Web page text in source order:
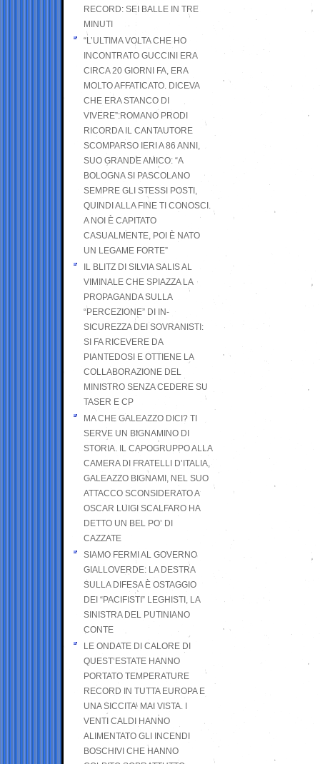
RECORD: SEI BALLE IN TRE
MINUTI
“L’ULTIMA VOLTA CHE HO
INCONTRATO GUCCINI ERA
CIRCA 20 GIORNI FA, ERA
MOLTO AFFATICATO. DICEVA
CHE ERA STANCO DI
VIVERE”:ROMANO PRODI
RICORDA IL CANTAUTORE
SCOMPARSO IERI A 86 ANNI,
SUO GRANDE AMICO: “A
BOLOGNA SI PASCOLANO
SEMPRE GLI STESSI POSTI,
QUINDI ALLA FINE TI CONOSCI.
A NOI È CAPITATO
CASUALMENTE, POI È NATO
UN LEGAME FORTE”
IL BLITZ DI SILVIA SALIS AL
VIMINALE CHE SPIAZZA LA
PROPAGANDA SULLA
“PERCEZIONE” DI IN-
SICUREZZA DEI SOVRANISTI:
SI FA RICEVERE DA
PIANTEDOSI E OTTIENE LA
COLLABORAZIONE DEL
MINISTRO SENZA CEDERE SU
TASER E CP
MA CHE GALEAZZO DICI? TI
SERVE UN BIGNAMINO DI
STORIA. IL CAPOGRUPPO ALLA
CAMERA DI FRATELLI D’ITALIA,
GALEAZZO BIGNAMI, NEL SUO
ATTACCO SCONSIDERATO A
OSCAR LUIGI SCALFARO HA
DETTO UN BEL PO’ DI
CAZZATE
SIAMO FERMI AL GOVERNO
GIALLOVERDE: LA DESTRA
SULLA DIFESA È OSTAGGIO
DEI “PACIFISTI” LEGHISTI, LA
SINISTRA DEL PUTINIANO
CONTE
LE ONDATE DI CALORE DI
QUEST’ESTATE HANNO
PORTATO TEMPERATURE
RECORD IN TUTTA EUROPA E
UNA SICCITA’ MAI VISTA. I
VENTI CALDI HANNO
ALIMENTATO GLI INCENDI
BOSCHIVI CHE HANNO